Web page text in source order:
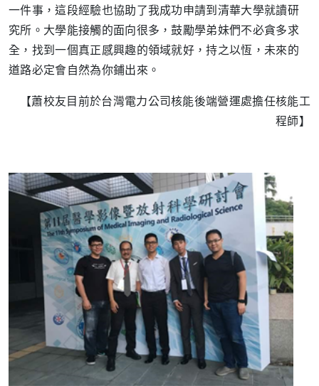
一件事，這段經驗也協助了我成功申請到清華大學就讀研
究所。大學能接觸的面向很多，鼓勵學弟妹們不必貪多求
全，找到一個真正感興趣的領域就好，持之以恆，未來的
道路必定會自然為你鋪出來。
【蕭校友目前於台灣電力公司核能後端營運處擔任核能工
程師】